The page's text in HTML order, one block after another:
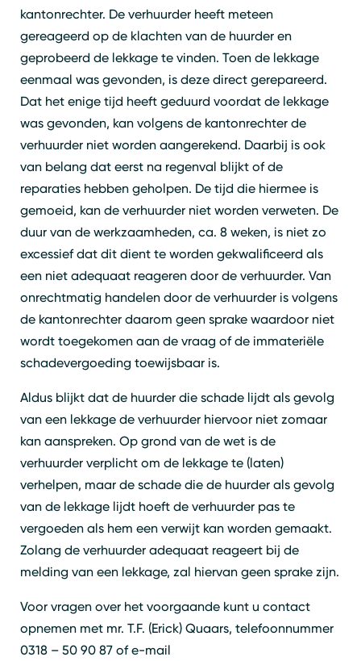
kantonrechter. De verhuurder heeft meteen
gereageerd op de klachten van de huurder en
geprobeerd de lekkage te vinden. Toen de lekkage
eenmaal was gevonden, is deze direct gerepareerd.
Dat het enige tijd heeft geduurd voordat de lekkage
was gevonden, kan volgens de kantonrechter de
verhuurder niet worden aangerekend. Daarbij is ook
van belang dat eerst na regenval blijkt of de
reparaties hebben geholpen. De tijd die hiermee is
gemoeid, kan de verhuurder niet worden verweten. De
duur van de werkzaamheden, ca. 8 weken, is niet zo
excessief dat dit dient te worden gekwalificeerd als
een niet adequaat reageren door de verhuurder. Van
onrechtmatig handelen door de verhuurder is volgens
de kantonrechter daarom geen sprake waardoor niet
wordt toegekomen aan de vraag of de immateriële
schadevergoeding toewijsbaar is.
Aldus blijkt dat de huurder die schade lijdt als gevolg
van een lekkage de verhuurder hiervoor niet zomaar
kan aanspreken. Op grond van de wet is de
verhuurder verplicht om de lekkage te (laten)
verhelpen, maar de schade die de huurder als gevolg
van de lekkage lijdt hoeft de verhuurder pas te
vergoeden als hem een verwijt kan worden gemaakt.
Zolang de verhuurder adequaat reageert bij de
melding van een lekkage, zal hiervan geen sprake zijn.
Voor vragen over het voorgaande kunt u contact
opnemen met mr. T.F. (Erick) Quaars, telefoonnummer
0318 – 50 90 87 of e-mail